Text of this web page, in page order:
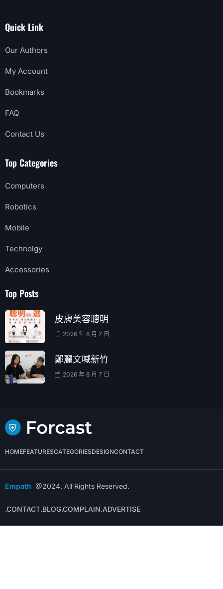
Quick Link
Our Authors
My Account
Bookmarks
FAQ
Contact Us
Top Categories
Computers
Robotics
Mobile
Technolgy
Accessories
Top Posts
皮膚美容聰明
2026 年 8 月 7 日
鄭麗文喊新竹
2026 年 8 月 7 日
HOMEFEATURESCATEGORIESDESIGNCONTACT
Empath @2024. All Rights Reserved.
.CONTACT.BLOG.COMPLAIN.ADVERTISE